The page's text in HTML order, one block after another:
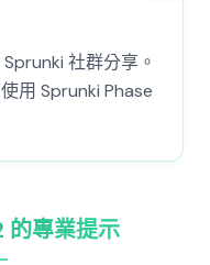
社群分享。
用 Sprunki Phase
專業提示